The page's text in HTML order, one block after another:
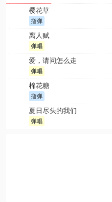
樱花草
指弹
离人赋
弹唱
爱，请问怎么走
弹唱
棉花糖
指弹
夏日尽头的我们
弹唱